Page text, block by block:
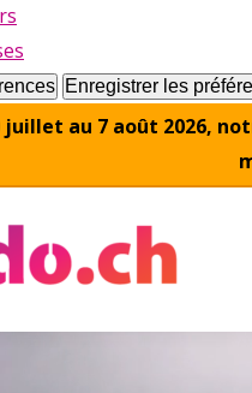
Enregistrer les
au 7 août 2026,